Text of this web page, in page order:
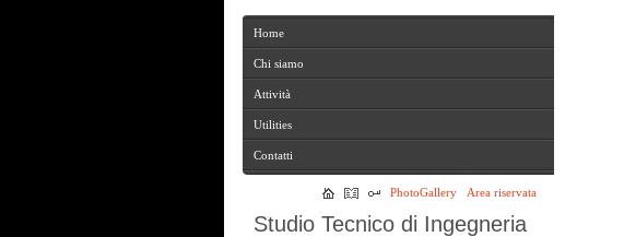
PhotoGallery Area riservata
Studio Tecnico di Ingegneria
Home
Chi siamo
Attività
Utilities
Contatti